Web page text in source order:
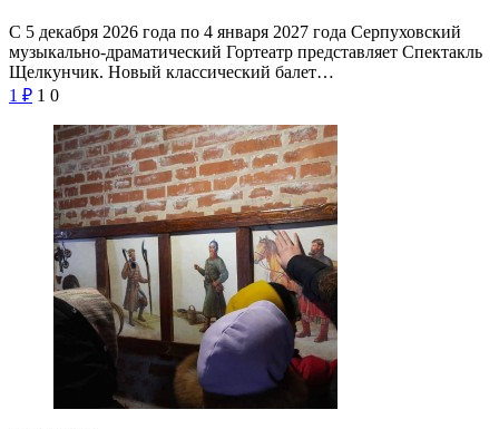
С 5 декабря 2026 года по 4 января 2027 года Серпуховский
музыкально-драматический Гортеатр представляет Спектакль
Щелкунчик. Новый классический балет…
1 ₽ 1 0